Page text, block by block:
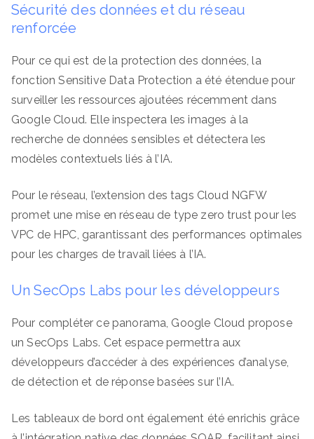
Sécurité des données et du réseau
renforcée
Pour ce qui est de la protection des données, la
fonction Sensitive Data Protection a été étendue pour
surveiller les ressources ajoutées récemment dans
Google Cloud. Elle inspectera les images à la
recherche de données sensibles et détectera les
modèles contextuels liés à l’IA.
Pour le réseau, l’extension des tags Cloud NGFW
promet une mise en réseau de type zero trust pour les
VPC de HPC, garantissant des performances optimales
pour les charges de travail liées à l’IA.
Un SecOps Labs pour les développeurs
Pour compléter ce panorama, Google Cloud propose
un SecOps Labs. Cet espace permettra aux
développeurs d’accéder à des expériences d’analyse,
de détection et de réponse basées sur l’IA.
Les tableaux de bord ont également été enrichis grâce